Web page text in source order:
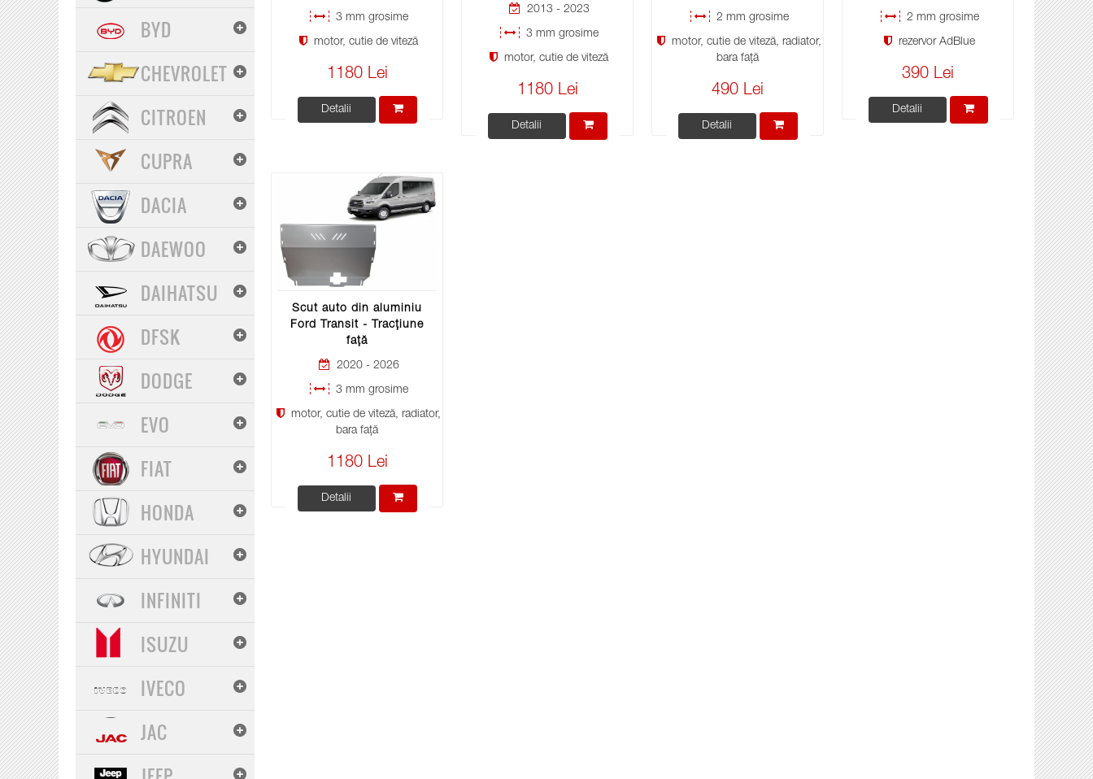
BYD
CHEVROLET
CITROEN
CUPRA
DACIA
DAEWOO
DAIHATSU
DFSK
DODGE
EVO
FIAT
HONDA
HYUNDAI
INFINITI
ISUZU
IVECO
JAC
3 mm grosime
motor, cutie de viteză
1180 Lei
Detalii
2013 - 2023
3 mm grosime
motor, cutie de viteză
1180 Lei
Detalii
2 mm grosime
motor, cutie de viteză, radiator,
bara față
490 Lei
Detalii
2 mm grosime
rezervor AdBlue
390 Lei
Detalii
Scut auto din aluminiu
Ford Transit - Tracțiune
față
2020 - 2026
3 mm grosime
motor, cutie de viteză, radiator,
bara față
1180 Lei
Detalii